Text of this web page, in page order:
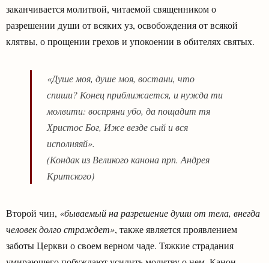
заканчивается молитвой, читаемой священником о
разрешении души от всяких уз, освобождения от всякой
клятвы, о прощении грехов и упокоении в обителях святых.
«Душе моя, душе моя, востани, что
спиши? Конец приближается, и нужда ти
молвити: воспряни убо, да пощадит тя
Христос Бог, Иже везде сый и вся
исполняяй».
(Кондак из Великого канона прп. Андрея
Критского)
Второй чин, «бываемый на разрешение души от тела, внегда
человек долго страждет», также является проявлением
заботы Церкви о своем верном чаде. Тяжкие страдания